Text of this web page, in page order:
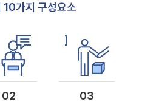
10가지 구성요소
02 03